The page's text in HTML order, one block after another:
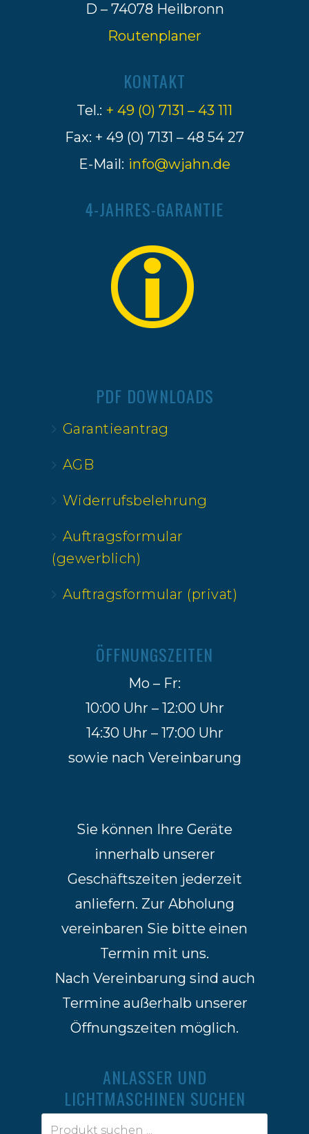
D – 74078 Heilbronn
Routenplaner
KONTAKT
Tel.: + 49 (0) 7131 – 43 111
Fax: + 49 (0) 7131 – 48 54 27
E-Mail: info@wjahn.de
4-JAHRES-GARANTIE
PDF DOWNLOADS
Garantieantrag
AGB
Widerrufsbelehrung
Auftragsformular
(gewerblich)
Auftragsformular (privat)
ÖFFNUNGSZEITEN
Mo – Fr:
10:00 Uhr – 12:00 Uhr
14:30 Uhr – 17:00 Uhr
sowie nach Vereinbarung
Sie können Ihre Geräte
innerhalb unserer
Geschäftszeiten jederzeit
anliefern. Zur Abholung
vereinbaren Sie bitte einen
Termin mit uns.
Nach Vereinbarung sind auch
Termine außerhalb unserer
Öffnungszeiten möglich.
ANLASSER UND
LICHTMASCHINEN SUCHEN